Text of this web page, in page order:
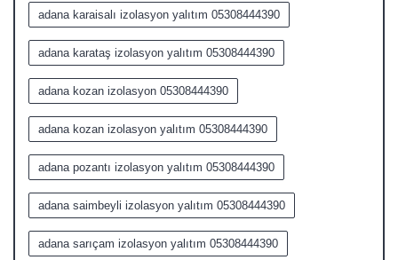
adana karaisalı izolasyon yalıtım 05308444390
adana karataş izolasyon yalıtım 05308444390
adana kozan izolasyon 05308444390
adana kozan izolasyon yalıtım 05308444390
adana pozantı izolasyon yalıtım 05308444390
adana saimbeyli izolasyon yalıtım 05308444390
adana sarıçam izolasyon yalıtım 05308444390